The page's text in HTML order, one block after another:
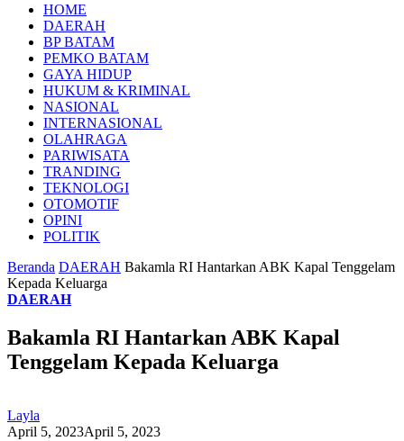
HOME
DAERAH
BP BATAM
PEMKO BATAM
GAYA HIDUP
HUKUM & KRIMINAL
NASIONAL
INTERNASIONAL
OLAHRAGA
PARIWISATA
TRANDING
TEKNOLOGI
OTOMOTIF
OPINI
POLITIK
Beranda DAERAH Bakamla RI Hantarkan ABK Kapal Tenggelam
Kepada Keluarga
DAERAH
Bakamla RI Hantarkan ABK Kapal
Tenggelam Kepada Keluarga
Layla
April 5, 2023April 5, 2023